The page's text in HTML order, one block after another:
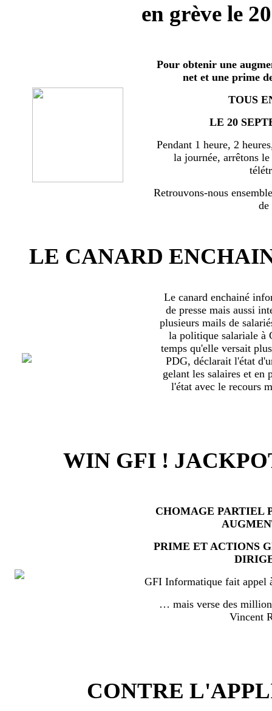
en grève le
Pour obtenir une
net et une prime
TOUS
LE 20
Pendant 1 heure, 2
la journée, arrêtons
Retrouvons-nous
de
LE CANARD
Le canard enchainé
de presse mais aussi
plusieurs mails de
la politique salariale à
temps qu'elle versait
PDG, déclarait l'état
gelant les salaires et en
l'état avec le recours
WIN GFI !
CHOMAGE PARTIEL
PRIME ET ACTIONS
GFI Informatique fait appel
… mais verse des
Vincent
CONTRE